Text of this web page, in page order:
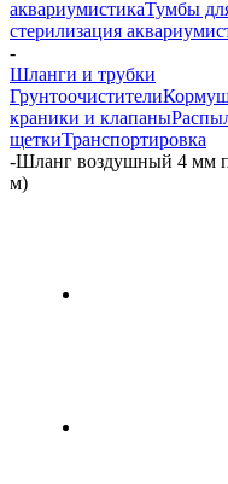
аквариумистикаТумбы
стерилизация
-
Шланги и трубки
Грунтоочистители
краники и клапаны
щеткиТранспортировка
-Шланг воздушный 4 мм
м)